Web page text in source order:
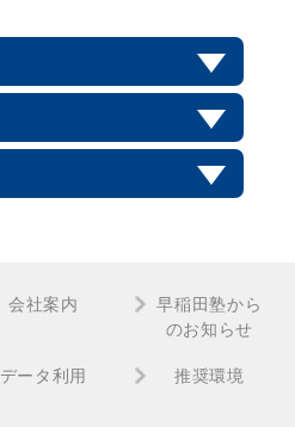
会社案内
早稲田塾から
のお知らせ
データ利用 推奨環境